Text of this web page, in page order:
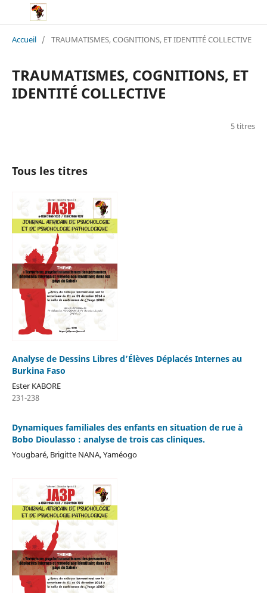
Accueil / TRAUMATISMES, COGNITIONS, ET IDENTITÉ COLLECTIVE
TRAUMATISMES, COGNITIONS, ET
IDENTITÉ COLLECTIVE
5 titres
Tous les titres
Analyse de Dessins Libres d’Élèves Déplacés Internes au
Burkina Faso
Ester KABORE
231-238
Dynamiques familiales des enfants en situation de rue à
Bobo Dioulasso : analyse de trois cas cliniques.
Yougbaré, Brigitte NANA, Yaméogo